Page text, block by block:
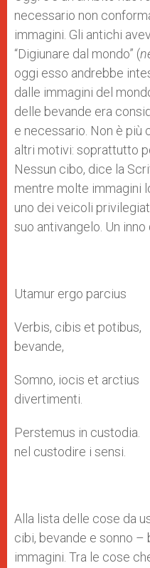
necessario non
immagini. Gli antichi
“Digiunare dal mondo” (
oggi esso andrebbe
dalle immagini del
delle bevande era
e necessario. Non è più
altri motivi: soprattutto
Nessun cibo, dice la
mentre molte immagini
uno dei veicoli
suo antivangelo. Un
Utamur ergo
Verbis, cibis et
bevande,
Somno, iocis et
divertimenti.
Perstemus in
nel custodire i sensi.
Alla lista delle cose da
cibi, bevande e sonno –
immagini. Tra le cose